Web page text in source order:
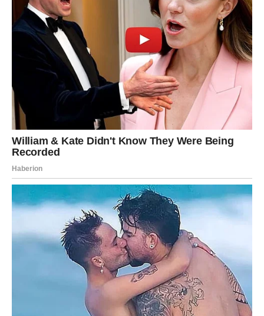
Šta vam sudbina vraća?
Uspjeh i osjećaj stabilnosti.
Obilje vam dolazi u susret
Pred vama su snažni dani.
STRIJELAC
Pred vama je prilika koju ste dugo priželjkivali.
Sve ono što je djelovalo daleko sada postaje moguće.
Šta vam sudbina vraća?
Nadu i novu energiju.
Vrijeme je za novi početak